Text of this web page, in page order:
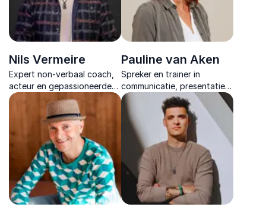
Nils Vermeire
Expert non-verbaal coach,
acteur en gepassioneerde
trainer voor jongeren en
gezinnen met een focus op
gamen en de
daaropvolgende kansen op
de arbeidsmarkt.
Pauline van Aken
Spreker en trainer in
communicatie, presentatie
en welzijn, met 30 jaar
ervaring en een unieke,
holistische aanpak.